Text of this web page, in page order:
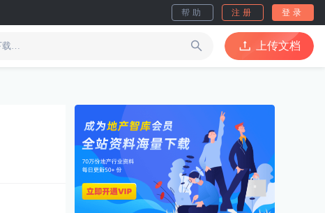
帮助 注册 登录
上传文档